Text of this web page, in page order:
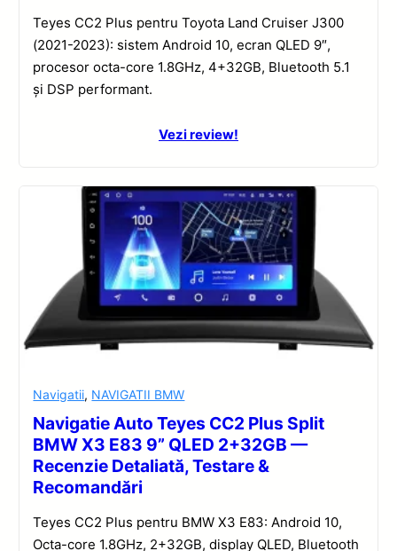
Teyes CC2 Plus pentru Toyota Land Cruiser J300
(2021-2023): sistem Android 10, ecran QLED 9″,
procesor octa-core 1.8GHz, 4+32GB, Bluetooth 5.1
și DSP performant.
Vezi review!
Navigatii, NAVIGATII BMW
Navigatie Auto Teyes CC2 Plus Split
BMW X3 E83 9” QLED 2+32GB —
Recenzie Detaliată, Testare &
Recomandări
Teyes CC2 Plus pentru BMW X3 E83: Android 10,
Octa-core 1.8GHz, 2+32GB, display QLED, Bluetooth